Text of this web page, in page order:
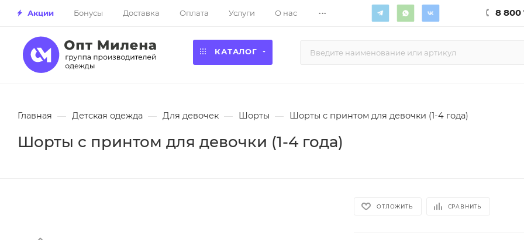
Акции Бонусы Доставка Оплата Услуги О нас ... 8 800
КАТАЛОГ
Главная — Детская одежда — Для девочек — Шорты — Шорты с принтом для девочки (1-4 года)
Шорты с принтом для девочки (1-4 года)
ОТЛОЖИТЬ СРАВНИТЬ